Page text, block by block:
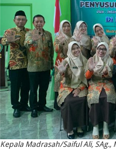
Kepala Madrasah/Saiful Ali,